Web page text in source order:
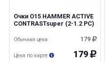
Очки О15 HAMMER ACTIVE
CONTRASTsuper (2-1.2 PC)
179
Обычная цена
179
Цена по карте